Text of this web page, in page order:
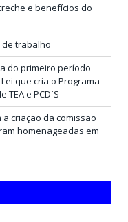
e benefícios do
trabalho
do primeiro período
que cria o Programa
e PCD`S
criação da comissão
homenageadas em